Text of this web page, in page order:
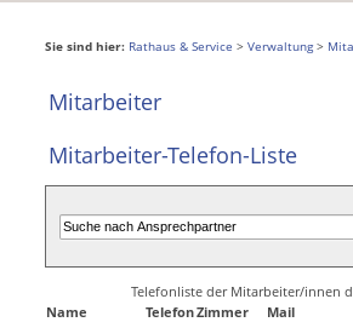
Sie sind hier: Rathaus & Service > Verwaltung>
Mitarbeiter
Mitarbeiter-Telefon-Liste
Telefonliste der Mitarbeiter/innen
Name
TelefonZimmer
Mail